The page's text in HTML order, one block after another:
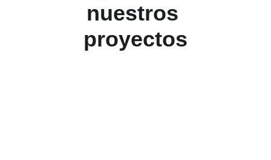
nuestros
proyectos